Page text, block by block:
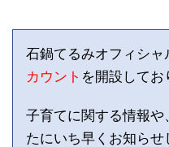
石鍋てるみオフィシャ
カウント を開設してお
子育てに関する情報
たにいち早くお知らせ